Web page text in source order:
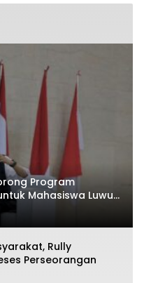
Program
Mahasiswa Luwu
Peluang Nyata bagi
Rully
Perseorangan